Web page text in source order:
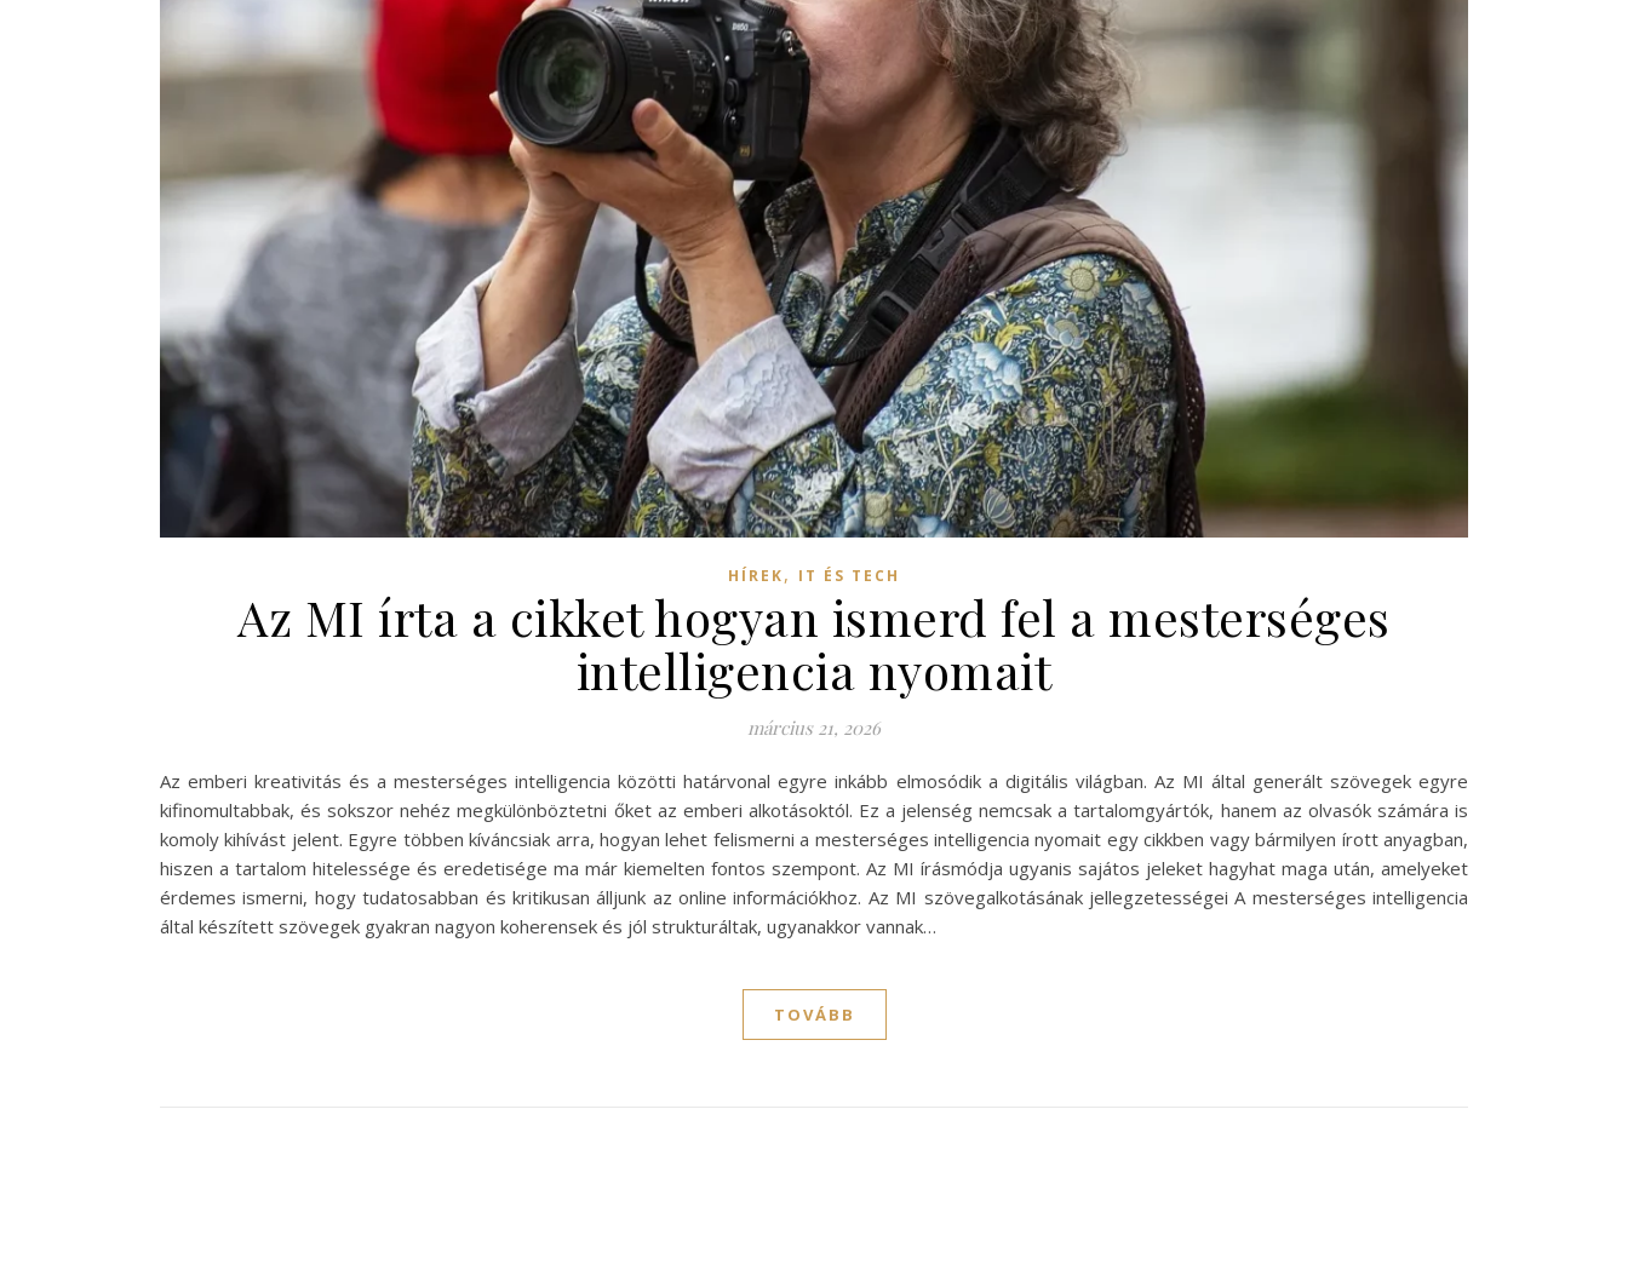
HÍREK, IT ÉS TECH
Az MI írta a cikket hogyan ismerd fel a mesterséges
intelligencia nyomait
március 21, 2026
Az emberi kreativitás és a mesterséges intelligencia közötti határvonal egyre inkább elmosódik a digitális világban. Az MI által generált szövegek egyre
kifinomultabbak, és sokszor nehéz megkülönböztetni őket az emberi alkotásoktól. Ez a jelenség nemcsak a tartalomgyártók, hanem az olvasók számára is
komoly kihívást jelent. Egyre többen kíváncsiak arra, hogyan lehet felismerni a mesterséges intelligencia nyomait egy cikkben vagy bármilyen írott anyagban,
hiszen a tartalom hitelessége és eredetisége ma már kiemelten fontos szempont. Az MI írásmódja ugyanis sajátos jeleket hagyhat maga után, amelyeket
érdemes ismerni, hogy tudatosabban és kritikusan álljunk az online információkhoz. Az MI szövegalkotásának jellegzetességei A mesterséges intelligencia
által készített szövegek gyakran nagyon koherensek és jól strukturáltak, ugyanakkor vannak…
TOVÁBB